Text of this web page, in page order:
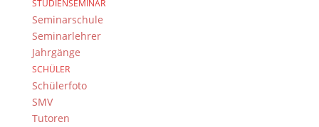
STUDIENSEMINAR
Seminarschule
Seminarlehrer
Jahrgänge
SCHÜLER
Schülerfoto
SMV
Tutoren
schönen Anstoß zum Lesen gegeben hat.
Suche